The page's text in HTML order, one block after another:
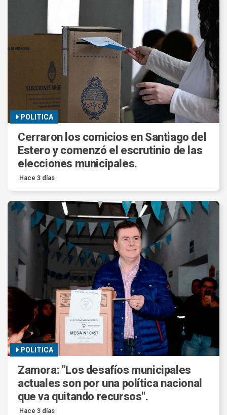
POLITICA
Cerraron los comicios en Santiago del
Estero y comenzó el escrutinio de las
elecciones municipales.
Hace 3 días
POLITICA
Zamora: "Los desafíos municipales
actuales son por una política nacional
que va quitando recursos".
Hace 3 días